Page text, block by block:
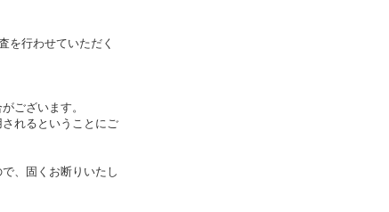
を行わせていただく
ございます。
れるということにご
、固くお断りいたし